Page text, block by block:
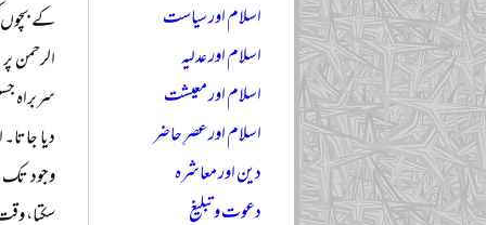
کے بچوں
الرحمن
سربراہ
دیا
وجود تک
سکتا،
اسلام اور سیاست
اسلام اور عدلیہ
اسلام اور معیشت
اسلام اور عصرِ حاضر
دین اور معاشرہ
دعوت و تبلیغ